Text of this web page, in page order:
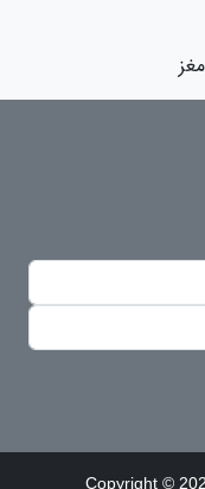
Copyright ©